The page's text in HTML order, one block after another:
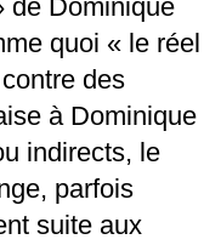
de Dominique
quoi « le réel
des
à Dominique
indirects, le
parfois
suite aux